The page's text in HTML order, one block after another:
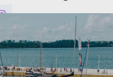
INWESTYCJE